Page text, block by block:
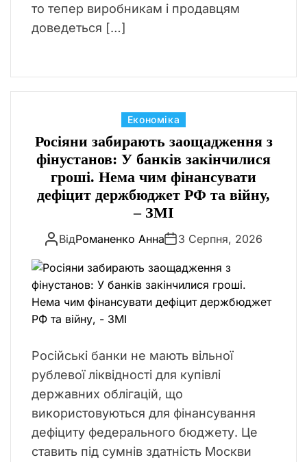
то тепер виробникам і продавцям
доведеться […]
К
а
о
р
і
Економіка
Росіяни забирають заощадження з
фінустанов: У банків закінчилися
гроші. Нема чим фінансувати
дефіцит держбюджет РФ та війну,
– ЗМІ
ВідРоманенко Анна 3 Серпня, 2026
Російські банки не мають вільної
рублевої ліквідності для купівлі
державних облігацій, що
використовуються для фінансування
дефіциту федерального бюджету. Це
ставить під сумнів здатність Москви